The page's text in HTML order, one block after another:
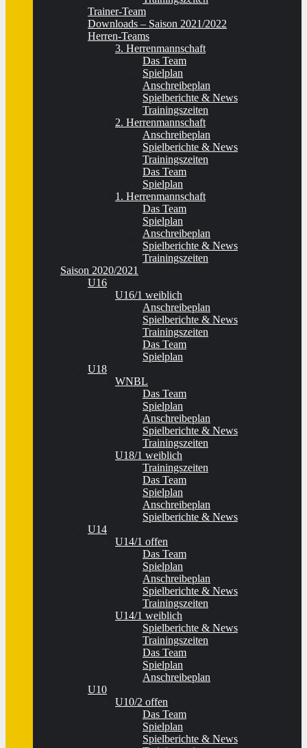
Trainer-Team
Downloads – Saison 2021/2022
Herren-Teams
3. Herrenmannschaft
Das Team
Spielplan
Anschreibeplan
Spielberichte & News
Trainingszeiten
2. Herrenmannschaft
Anschreibeplan
Spielberichte & News
Trainingszeiten
Das Team
Spielplan
1. Herrenmannschaft
Das Team
Spielplan
Anschreibeplan
Spielberichte & News
Trainingszeiten
Saison 2020/2021
U16
U16/1 weiblich
Anschreibeplan
Spielberichte & News
Trainingszeiten
Das Team
Spielplan
U18
WNBL
Das Team
Spielplan
Anschreibeplan
Spielberichte & News
Trainingszeiten
U18/1 weiblich
Trainingszeiten
Das Team
Spielplan
Anschreibeplan
Spielberichte & News
U14
U14/1 offen
Das Team
Spielplan
Anschreibeplan
Spielberichte & News
Trainingszeiten
U14/1 weiblich
Spielberichte & News
Trainingszeiten
Das Team
Spielplan
Anschreibeplan
U10
U10/2 offen
Das Team
Spielplan
Spielberichte & News